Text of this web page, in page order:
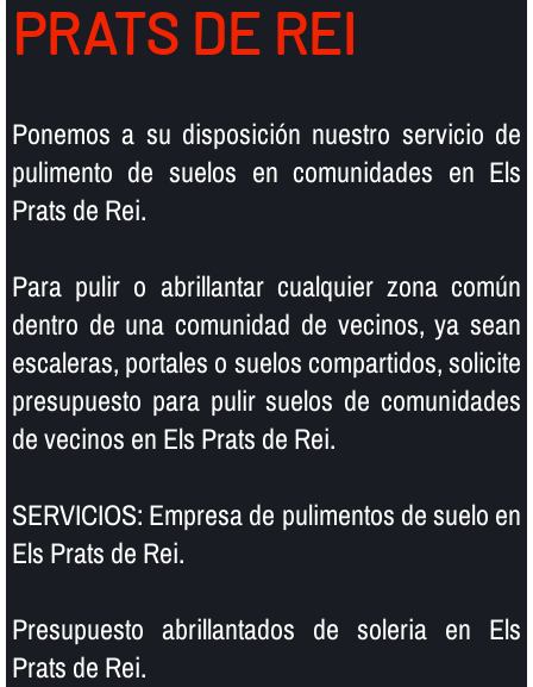
PRATS DE REI
Ponemos a su disposición nuestro servicio de
pulimento de suelos en comunidades en Els
Prats de Rei.
Para pulir o abrillantar cualquier zona común
dentro de una comunidad de vecinos, ya sean
escaleras, portales o suelos compartidos, solicite
presupuesto para pulir suelos de comunidades
de vecinos en Els Prats de Rei.
SERVICIOS: Empresa de pulimentos de suelo en
Els Prats de Rei.
Presupuesto abrillantados de soleria en Els
Prats de Rei.